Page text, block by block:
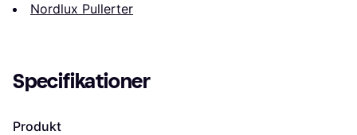
Nordlux Pullerter
Specifikationer
Produkt